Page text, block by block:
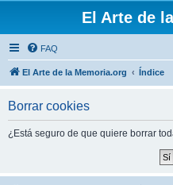
El Arte de
FAQ
El Arte de la Memoria.org Índice
Borrar cookies
¿Está seguro de que quiere borrar